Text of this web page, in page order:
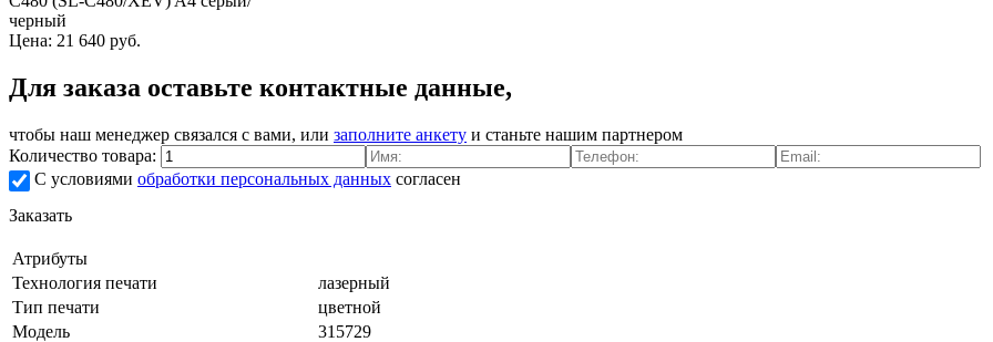
Цена: 21 640 руб.
Для заказа оставьте контактные данные,
чтобы наш менеджер связался с вами, или заполните анкету и станьте нашим партнером
Количество товара:
С условиями обработки персональных данных согласен
Заказать
Атрибуты
Технология печати
лазерный
Тип печати
цветной
Модель
315729